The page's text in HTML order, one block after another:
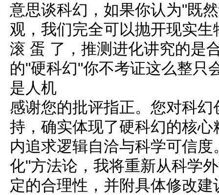
意思谈科幻，如果你认为"既
观，我们完全可以抛开现实
滚 蛋 了，推测进化讲究的是
的"硬科幻"你不考证这么整只
是人机
感谢您的批评指正。您对科
持，确实体现了硬科幻的核
内追求逻辑自洽与科学可信
化"方法论，我将重新从科学
定的合理性，并附具体修改建